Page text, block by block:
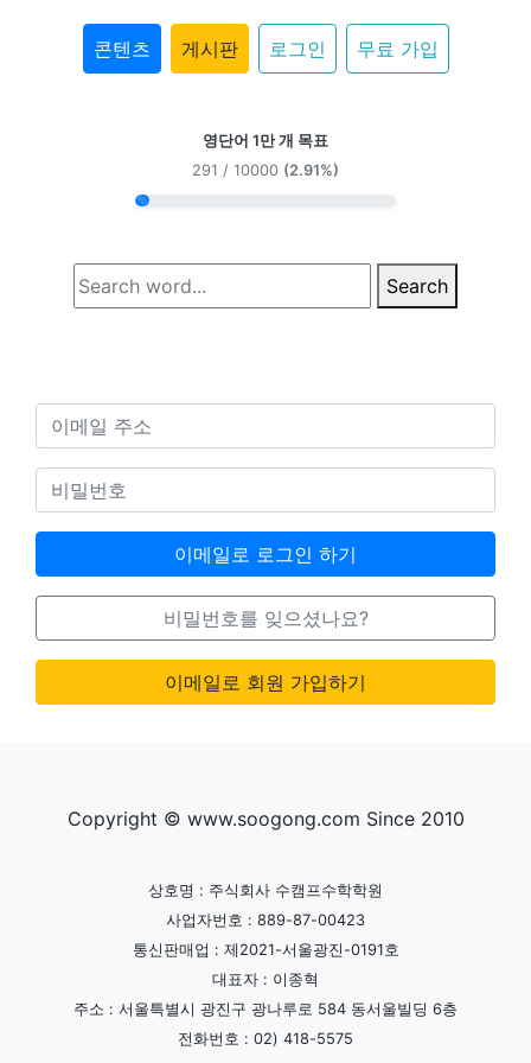
콘텐츠 게시판 로그인 무료 가입
영단어 1만 개 목표
291 / 10000 (2.91%)
Search
이메일로 로그인 하기
비밀번호를 잊으셨나요?
이메일로 회원 가입하기
Copyright © www.soogong.com Since 2010
상호명 : 주식회사 수캠프수학학원
사업자번호 : 889-87-00423
통신판매업 : 제2021-서울광진-0191호
대표자 : 이종혁
주소 : 서울특별시 광진구 광나루로 584 동서울빌딩 6층
전화번호 : 02) 418-5575